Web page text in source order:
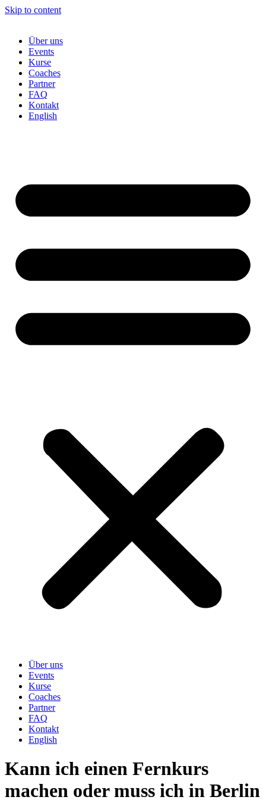
Skip to content
Über uns
Events
Kurse
Coaches
Partner
FAQ
Kontakt
English
Über uns
Events
Kurse
Coaches
Partner
FAQ
Kontakt
English
Kann ich einen Fernkurs
machen oder muss ich in Berlin